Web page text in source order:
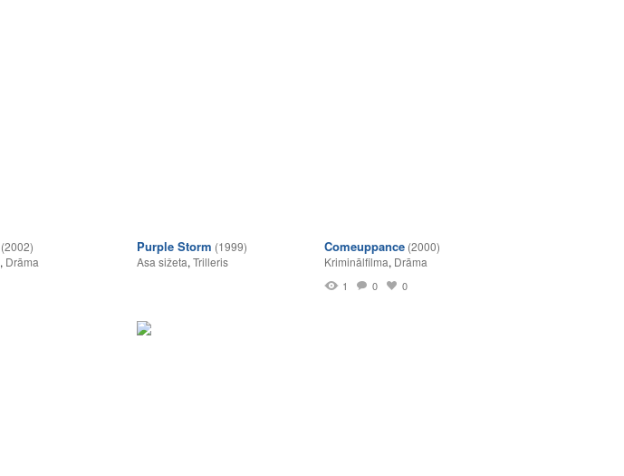
(2002)
, Drāma
Purple Storm (1999)
Asa sižeta, Trilleris
Comeuppance (2000)
Kriminālfilma, Drāma
1 0 0